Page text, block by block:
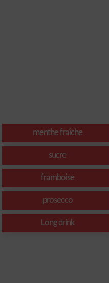
menthe fraîche
sucre
framboise
prosecco
Long drink